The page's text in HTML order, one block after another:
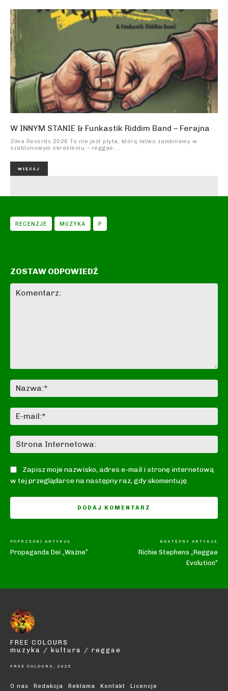
W INNYM STANIE & Funkastik Riddim Band – Ferajna
Zima Records 2026 To nie jest płyta, którą łatwo zamkniemy w
szablonowym określeniu – reggae....
WIĘCEJ
RECENZJE MUZYKA P
ZOSTAW ODPOWIEDŹ
Zapisz moje nazwisko, adres e-mail i stronę internetową
w tej przeglądarce na następny raz, gdy skomentuję.
POPRZEDNI ARTYKUŁ
Propaganda Dei „Ważne”
NASTĘPNY ARTYKUŁ
Richie Stephens „Reggae
Evolution”
O nas Redakcja Reklama Kontakt Licencje
FREE COLOURS
muzyka / kultura / reggae
FREE COLOURS, 2025